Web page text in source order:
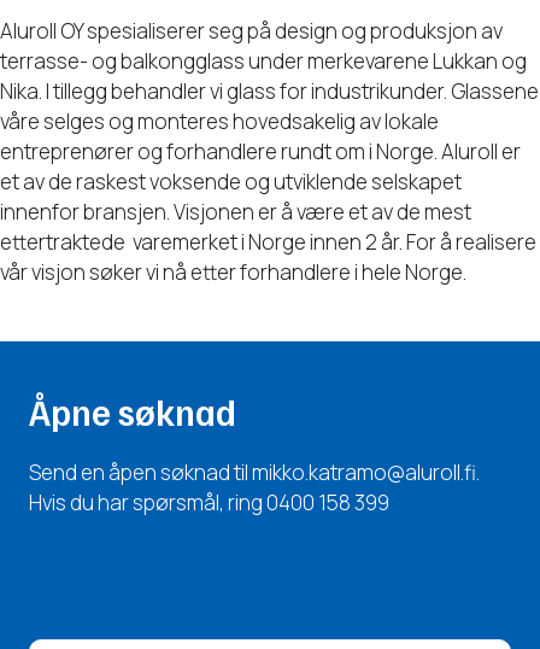
Aluroll OY spesialiserer seg på design og produksjon av
terrasse- og balkongglass under merkevarene Lukkan og
Nika. I tillegg behandler vi glass for industrikunder. Glassene
våre selges og monteres hovedsakelig av lokale
entreprenører og forhandlere rundt om i Norge. Aluroll er
et av de raskest voksende og utviklende selskapet
innenfor bransjen. Visjonen er å være et av de mest
ettertraktede varemerket i Norge innen 2 år. For å realisere
vår visjon søker vi nå etter forhandlere i hele Norge.
Åpne søknad
Send en åpen søknad til mikko.katramo@aluroll.fi.
Hvis du har spørsmål, ring 0400 158 399